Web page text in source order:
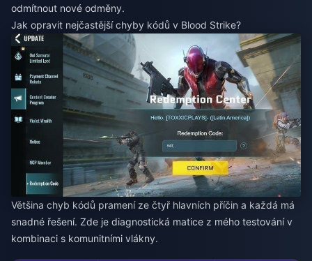
odmítnout nové odměny.
Jak opravit nejčastější chyby kódů v Blood Strike?
Většina chyb kódů pramení ze čtyř hlavních příčin a každá má
snadné řešení. Zde je diagnostická matice z mého testování v
kombinaci s komunitními vlákny.